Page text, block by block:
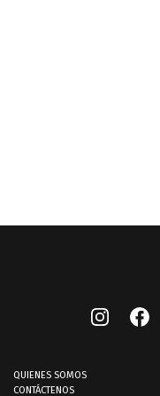
QUIENES SOMOS
CONTÁCTENOS